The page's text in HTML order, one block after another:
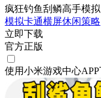
疯狂钓鱼刮鳞高手模拟
模拟卡通横屏休闲策略
立即下载
官方正版
使用小米游戏中心APP